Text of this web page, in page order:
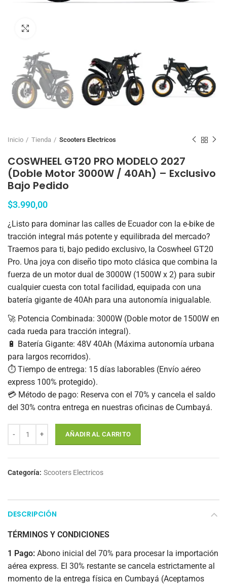
Inicio Tienda Scooters Electricos
COSWHEEL GT20 PRO MODELO 2027
(Doble Motor 3000W / 40Ah) – Exclusivo
Bajo Pedido
$3.990,00
¿Listo para dominar las calles de Ecuador con la e-bike de
tracción integral más potente y equilibrada del mercado?
Traemos para ti, bajo pedido exclusivo, la Coswheel GT20
Pro. Una joya con diseño tipo moto clásica que combina la
fuerza de un motor dual de 3000W (1500W x 2) para subir
cualquier cuesta con total facilidad, equipada con una
batería gigante de 40Ah para una autonomía inigualable.
🚀 Potencia Combinada: 3000W (Doble motor de 1500W en
cada rueda para tracción integral).
🔋 Batería Gigante: 48V 40Ah (Máxima autonomía urbana
para largos recorridos).
⏱️ Tiempo de entrega: 15 días laborables (Envío aéreo
express 100% protegido).
💳 Método de pago: Reserva con el 70% y cancela el saldo
del 30% contra entrega en nuestras oficinas de Cumbayá.
AÑADIR AL CARRITO
Categoría: Scooters Electricos
DESCRIPCIÓN
TÉRMINOS Y CONDICIONES
1 Pago: Abono inicial del 70% para procesar la importación
aérea express. El 30% restante se cancela estrictamente al
momento de la entrega física en Cumbayá (Aceptamos